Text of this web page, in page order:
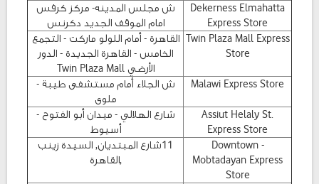
Dekerness Elmahatta
Express Store
ش مجلس المدينه- مركز كرفس
امام الموقف الجديد دكرنس
Twin Plaza Mall Express
Store
القاهرة - أمام اللولو ماركت - التجمع
الخامس - القاهرة الجديدة - الدور
الأرضي Twin Plaza Mall
Malawi Express Store
ش الجلاء أمام مستشفى طيبة -
ملوى
Assiut Helaly St.
Express Store
شارع الهلالي - ميدان أبو الفتوح -
أسيوط
Downtown -
Mobtadayan Express
Store
11شارع المبتديان, السيدة زينب
,القاهرة